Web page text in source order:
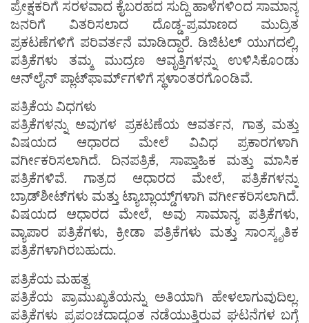
ಪ್ರೇಕ್ಷಕರಿಗೆ ಸರಳವಾದ ಕೈಬರಹದ ಸುದ್ದಿ ಹಾಳೆಗಳಿಂದ ಸಾಮಾನ್ಯ
ಜನರಿಗೆ ವಿತರಿಸಲಾದ ದೊಡ್ಡ-ಪ್ರಮಾಣದ ಮುದ್ರಿತ
ಪ್ರಕಟಣೆಗಳಿಗೆ ಪರಿವರ್ತನೆ ಮಾಡಿದ್ದಾರೆ. ಡಿಜಿಟಲ್ ಯುಗದಲ್ಲಿ,
ಪತ್ರಿಕೆಗಳು ತಮ್ಮ ಮುದ್ರಣ ಆವೃತ್ತಿಗಳನ್ನು ಉಳಿಸಿಕೊಂಡು
ಆನ್‌ಲೈನ್ ಪ್ಲಾಟ್‌ಫಾರ್ಮ್‌ಗಳಿಗೆ ಸ್ಥಳಾಂತರಗೊಂಡಿವೆ.
ಪತ್ರಿಕೆಯ ವಿಧಗಳು
ಪತ್ರಿಕೆಗಳನ್ನು ಅವುಗಳ ಪ್ರಕಟಣೆಯ ಆವರ್ತನ, ಗಾತ್ರ ಮತ್ತು
ವಿಷಯದ ಆಧಾರದ ಮೇಲೆ ವಿವಿಧ ಪ್ರಕಾರಗಳಾಗಿ
ವರ್ಗೀಕರಿಸಲಾಗಿದೆ. ದಿನಪತ್ರಿಕೆ, ಸಾಪ್ತಾಹಿಕ ಮತ್ತು ಮಾಸಿಕ
ಪತ್ರಿಕೆಗಳಿವೆ. ಗಾತ್ರದ ಆಧಾರದ ಮೇಲೆ, ಪತ್ರಿಕೆಗಳನ್ನು
ಬ್ರಾಡ್‌ಶೀಟ್‌ಗಳು ಮತ್ತು ಟ್ಯಾಬ್ಲಾಯ್ಡ್‌ಗಳಾಗಿ ವರ್ಗೀಕರಿಸಲಾಗಿದೆ.
ವಿಷಯದ ಆಧಾರದ ಮೇಲೆ, ಅವು ಸಾಮಾನ್ಯ ಪತ್ರಿಕೆಗಳು,
ವ್ಯಾಪಾರ ಪತ್ರಿಕೆಗಳು, ಕ್ರೀಡಾ ಪತ್ರಿಕೆಗಳು ಮತ್ತು ಸಾಂಸ್ಕೃತಿಕ
ಪತ್ರಿಕೆಗಳಾಗಿರಬಹುದು.
ಪತ್ರಿಕೆಯ ಮಹತ್ವ
ಪತ್ರಿಕೆಯ ಪ್ರಾಮುಖ್ಯತೆಯನ್ನು ಅತಿಯಾಗಿ ಹೇಳಲಾಗುವುದಿಲ್ಲ.
ಪತ್ರಿಕೆಗಳು ಪ್ರಪಂಚದಾದ್ಯಂತ ನಡೆಯುತ್ತಿರುವ ಘಟನೆಗಳ ಬಗ್ಗೆ